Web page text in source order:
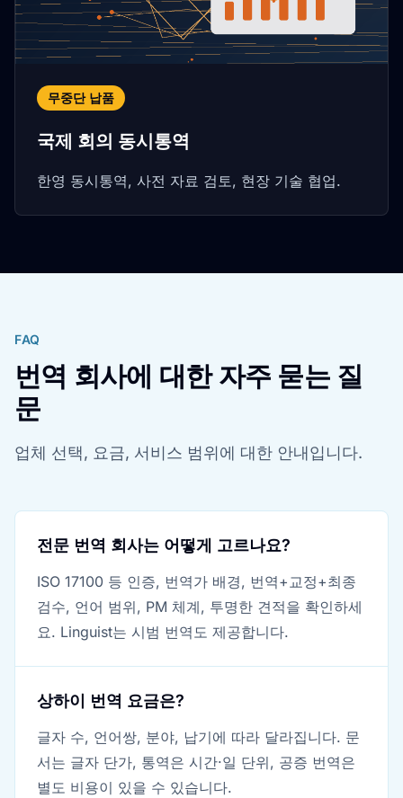
무중단 납품
국제 회의 동시통역
한영 동시통역, 사전 자료 검토, 현장 기술 협업.
FAQ
번역 회사에 대한 자주 묻는 질
문
업체 선택, 요금, 서비스 범위에 대한 안내입니다.
전문 번역 회사는 어떻게 고르나요?
ISO 17100 등 인증, 번역가 배경, 번역+교정+최종
검수, 언어 범위, PM 체계, 투명한 견적을 확인하세
요. Linguist는 시범 번역도 제공합니다.
상하이 번역 요금은?
글자 수, 언어쌍, 분야, 납기에 따라 달라집니다. 문
서는 글자 단가, 통역은 시간·일 단위, 공증 번역은
별도 비용이 있을 수 있습니다.